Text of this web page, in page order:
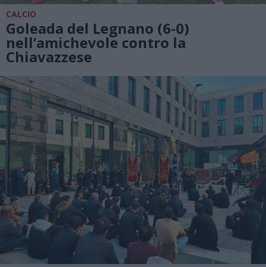
CALCIO
Goleada del Legnano (6-0)
nell’amichevole contro la
Chiavazzese